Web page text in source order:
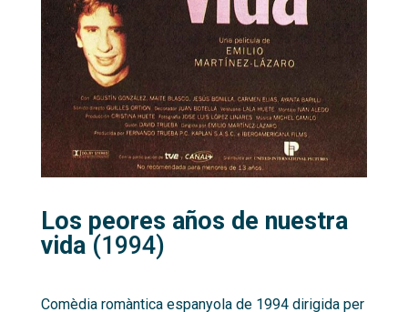
Los peores años de nuestra
vida (1994)
Comèdia romàntica espanyola de 1994 dirigida per